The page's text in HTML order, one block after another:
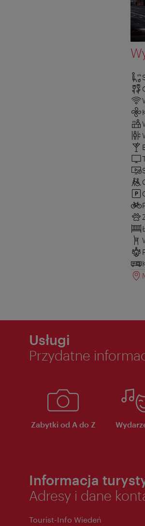
Usługi
Przydatne
Zabytki od A do Z
Informacja
Adresy i dane
Tourist-Info Wiedeń